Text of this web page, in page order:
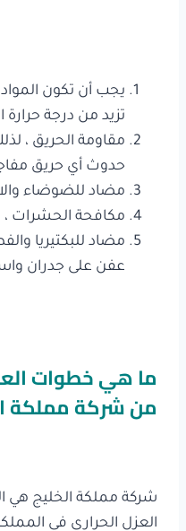
يجب أن تكون
تزيد من درجة حرارة
مقاومة الحريق ،
حدوث أي حريق
مضاد للضوضاء
مكافحة الحشرات ،
مضاد للبكتيريا
عفن على جدران
ما هي خطوات
من شركة مملكة
شركة مملكة الخليج هي
العزل الحراري في